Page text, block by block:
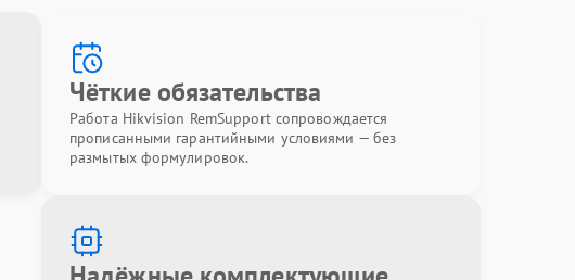
Чёткие обязательства
Работа Hikvision RemSupport сопровождается
прописанными гарантийными условиями — без
размытых формулировок.